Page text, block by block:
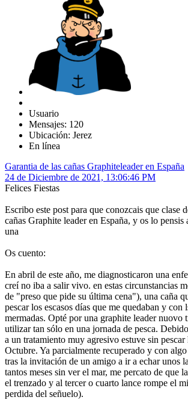
Usuario
Mensajes: 120
Ubicación: Jerez
En línea
Garantia de las cañas Graphiteleader en España
24 de Diciembre de 2021, 13:06:46 PM
Felices Fiestas
Escribo este post para que conozcais que clase
cañas Graphite leader en España, y os lo pensis
una
Os cuento:
En abril de este año, me diagnosticaron una
creí no iba a salir vivo. en estas circunstancias
de "preso que pide su última cena"), una caña
pescar los escasos días que me quedaban y con
mermadas. Opté por una graphite leader nuovo
utilizar tan sólo en una jornada de pesca.
a un tratamiento muy agresivo estuve sin pescar
Octubre. Ya parcialmente recuperado y con
tras la invitación de un amigo a ir a echar unos
tantos meses sin ver el mar, me percato de que
el trenzado y al tercer o cuarto lance rompe el
perdida del señuelo).